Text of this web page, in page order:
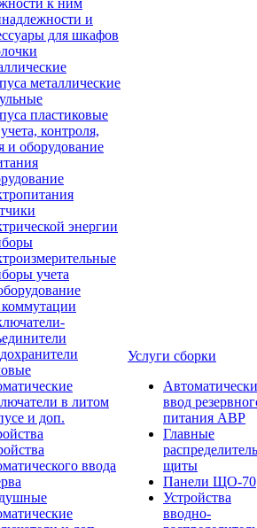
к ним
и
для шкафов
металлические
пластиковые
контроля,
и оборудование
энергии
учета
в литом
и доп.
ввода
Услуги сборки
ввод
питания АВР
Главные
щиты
Панели ЩО-70
Устройства
вводно-